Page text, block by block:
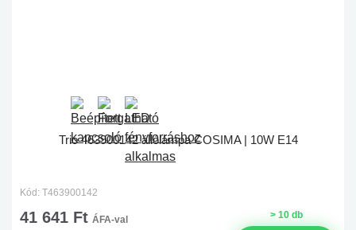
Trio 463900142 állólámpa COSIMA | 10W E14
Kód: T463900142
> 10 db
41 641 Ft ÁFA-val